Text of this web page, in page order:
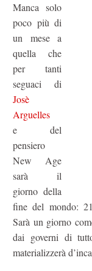
Manca solo
poco più di
un mese a
quella che
per tanti
seguaci di
Josè
Arguelles
e del
pensiero
New Age
sarà il
giorno della
fine del mondo:
Sarà un giorno
dai governi di
materializzerà